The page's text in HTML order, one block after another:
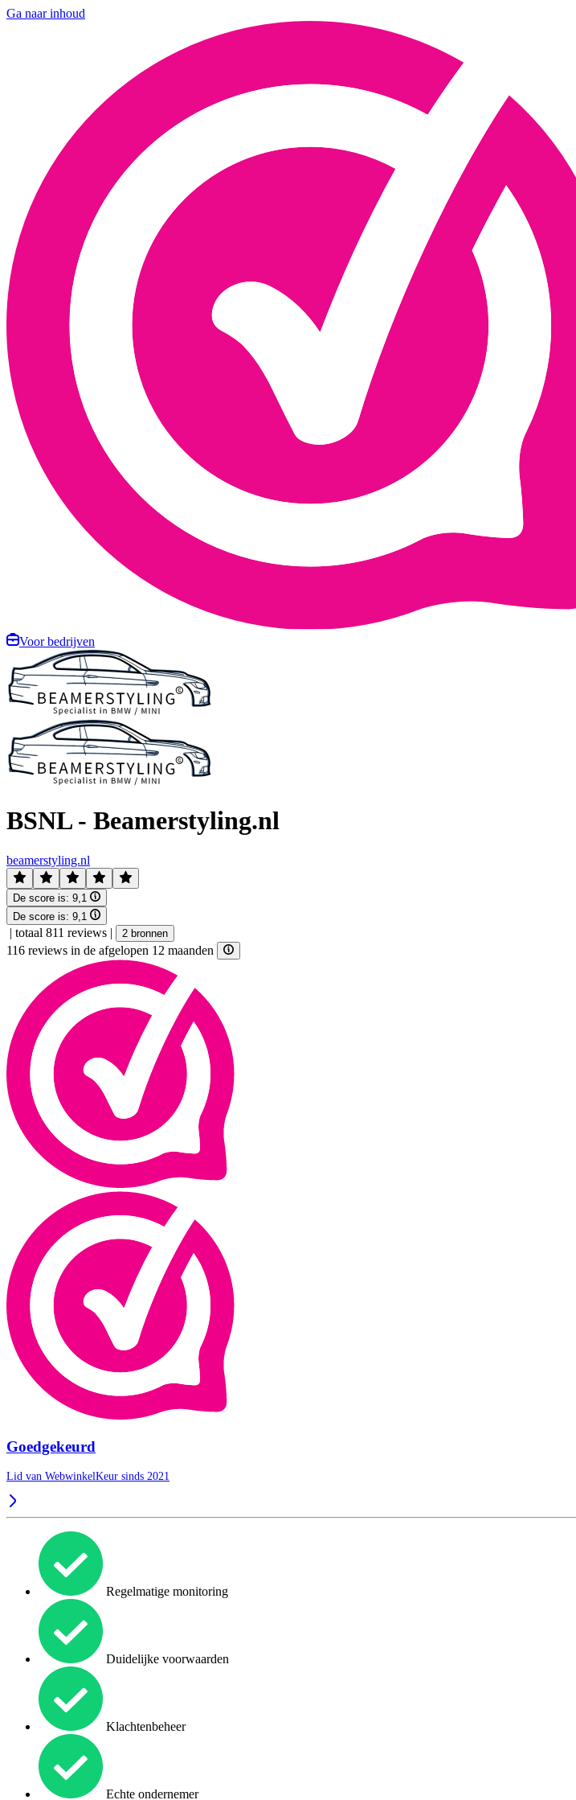
Ga naar inhoud
Voor bedrijven
BSNL - Beamerstyling.nl
beamerstyling.nl
De score is: 9,1
De score is: 9,1
| totaal 811 reviews | 2 bronnen
116 reviews in de afgelopen 12 maanden
Goedgekeurd
Lid van WebwinkelKeur sinds 2021
Regelmatige monitoring
Duidelijke voorwaarden
Klachtenbeheer
Echte ondernemer